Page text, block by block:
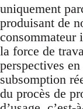
uniquement
produisant de
consommateur
la force de
perspectives
subsomption
du procès de